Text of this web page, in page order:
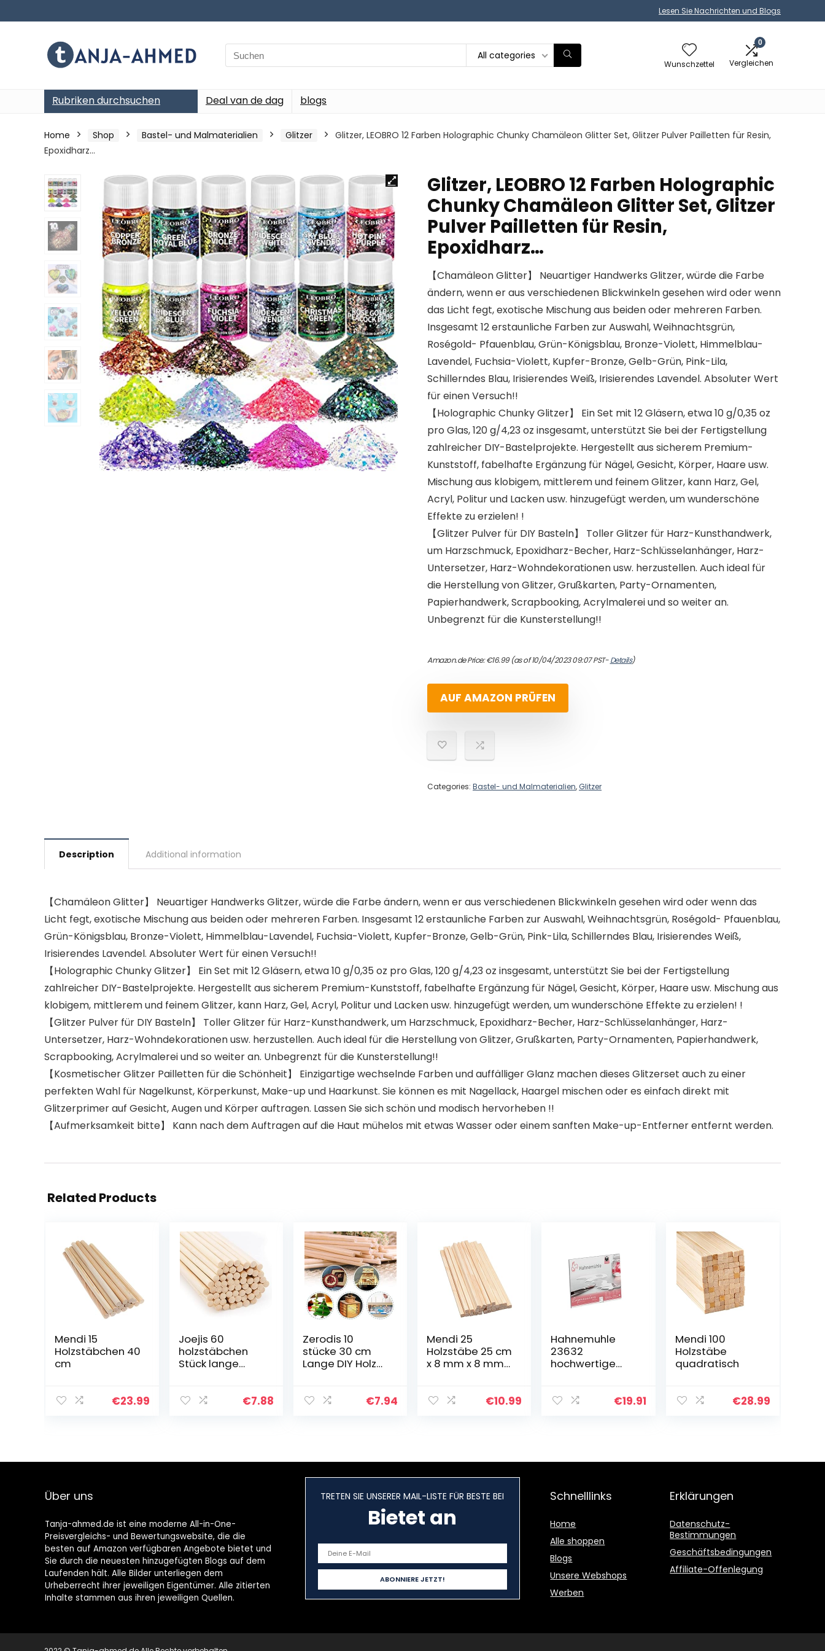
Lesen Sie Nachrichten und Blogs
Search
for:
All categories
Wunschzettel
0
Vergleichen
Rubriken durchsuchen Deal van de dag blogs
Home Shop Bastel- und Malmaterialien Glitzer
Glitzer, LEOBRO 12 Farben Holographic Chunky Chamäleon Glitter Set, Glitzer Pulver Pailletten für Resin,
Epoxidharz…
Glitzer, LEOBRO 12 Farben Holographic
Chunky Chamäleon Glitter Set, Glitzer
Pulver Pailletten für Resin,
Epoxidharz…
【Chamäleon Glitter】 Neuartiger Handwerks Glitzer, würde die Farbe
ändern, wenn er aus verschiedenen Blickwinkeln gesehen wird oder wenn
das Licht fegt, exotische Mischung aus beiden oder mehreren Farben.
Insgesamt 12 erstaunliche Farben zur Auswahl, Weihnachtsgrün,
Roségold- Pfauenblau, Grün-Königsblau, Bronze-Violett, Himmelblau-
Lavendel, Fuchsia-Violett, Kupfer-Bronze, Gelb-Grün, Pink-Lila,
Schillerndes Blau, Irisierendes Weiß, Irisierendes Lavendel. Absoluter Wert
für einen Versuch!!
【Holographic Chunky Glitzer】 Ein Set mit 12 Gläsern, etwa 10 g/0,35 oz
pro Glas, 120 g/4,23 oz insgesamt, unterstützt Sie bei der Fertigstellung
zahlreicher DIY-Bastelprojekte. Hergestellt aus sicherem Premium-
Kunststoff, fabelhafte Ergänzung für Nägel, Gesicht, Körper, Haare usw.
Mischung aus klobigem, mittlerem und feinem Glitzer, kann Harz, Gel,
Acryl, Politur und Lacken usw. hinzugefügt werden, um wunderschöne
Effekte zu erzielen! !
【Glitzer Pulver für DIY Basteln】 Toller Glitzer für Harz-Kunsthandwerk,
um Harzschmuck, Epoxidharz-Becher, Harz-Schlüsselanhänger, Harz-
Untersetzer, Harz-Wohndekorationen usw. herzustellen. Auch ideal für
die Herstellung von Glitzer, Grußkarten, Party-Ornamenten,
Papierhandwerk, Scrapbooking, Acrylmalerei und so weiter an.
Unbegrenzt für die Kunsterstellung!!
Amazon.de Price:€16.99(as of 10/04/2023 09:07 PST-Details)
AUF AMAZON PRÜFEN
Categories: Bastel- und Malmaterialien, Glitzer
Description Additional information
【Chamäleon Glitter】 Neuartiger Handwerks Glitzer, würde die Farbe ändern, wenn er aus verschiedenen Blickwinkeln gesehen wird oder wenn das
Licht fegt, exotische Mischung aus beiden oder mehreren Farben. Insgesamt 12 erstaunliche Farben zur Auswahl, Weihnachtsgrün, Roségold- Pfauenblau,
Grün-Königsblau, Bronze-Violett, Himmelblau-Lavendel, Fuchsia-Violett, Kupfer-Bronze, Gelb-Grün, Pink-Lila, Schillerndes Blau, Irisierendes Weiß,
Irisierendes Lavendel. Absoluter Wert für einen Versuch!!
【Holographic Chunky Glitzer】 Ein Set mit 12 Gläsern, etwa 10 g/0,35 oz pro Glas, 120 g/4,23 oz insgesamt, unterstützt Sie bei der Fertigstellung
zahlreicher DIY-Bastelprojekte. Hergestellt aus sicherem Premium-Kunststoff, fabelhafte Ergänzung für Nägel, Gesicht, Körper, Haare usw. Mischung aus
klobigem, mittlerem und feinem Glitzer, kann Harz, Gel, Acryl, Politur und Lacken usw. hinzugefügt werden, um wunderschöne Effekte zu erzielen! !
【Glitzer Pulver für DIY Basteln】 Toller Glitzer für Harz-Kunsthandwerk, um Harzschmuck, Epoxidharz-Becher, Harz-Schlüsselanhänger, Harz-
Untersetzer, Harz-Wohndekorationen usw. herzustellen. Auch ideal für die Herstellung von Glitzer, Grußkarten, Party-Ornamenten, Papierhandwerk,
Scrapbooking, Acrylmalerei und so weiter an. Unbegrenzt für die Kunsterstellung!!
【Kosmetischer Glitzer Pailletten für die Schönheit】 Einzigartige wechselnde Farben und auffälliger Glanz machen dieses Glitzerset auch zu einer
perfekten Wahl für Nagelkunst, Körperkunst, Make-up und Haarkunst. Sie können es mit Nagellack, Haargel mischen oder es einfach direkt mit
Glitzerprimer auf Gesicht, Augen und Körper auftragen. Lassen Sie sich schön und modisch hervorheben !!
【Aufmerksamkeit bitte】 Kann nach dem Auftragen auf die Haut mühelos mit etwas Wasser oder einem sanften Make-up-Entferner entfernt werden.
Related Products
Mendi 15
Holzstäbchen 40
cm
€23.99
Joejis 60
holzstäbchen
Stück lange
Bambusholz
mm…
€7.88
Zerodis 10
stücke 30 cm
Lange DIY Holz
Holzbau Stöcke
€7.94
Mendi 25
Holzstäbe 25 cm
x 8 mm x 8 mm
€10.99
Hahnemuhle
23632
hochwertige
€19.91
Mendi 100
Holzstäbe
quadratisch
€28.99
Über uns
Tanja-ahmed.de ist eine moderne All-in-One-
Preisvergleichs- und Bewertungswebsite, die die
besten auf Amazon verfügbaren Angebote bietet und
Sie durch die neuesten hinzugefügten Blogs auf dem
Laufenden hält. Alle Bilder unterliegen dem
Urheberrecht ihrer jeweiligen Eigentümer. Alle zitierten
Inhalte stammen aus ihren jeweiligen Quellen.
TRETEN SIE UNSERER MAIL-LISTE FÜR BESTE BEI
Bietet an
Schnelllinks
Home
Alle shoppen
Blogs
Unsere Webshops
Werben
Erklärungen
Datenschutz-
Bestimmungen
Geschäftsbedingungen
Affiliate-Offenlegung